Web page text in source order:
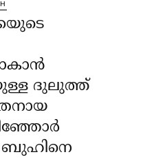
ദുലുത്ത്